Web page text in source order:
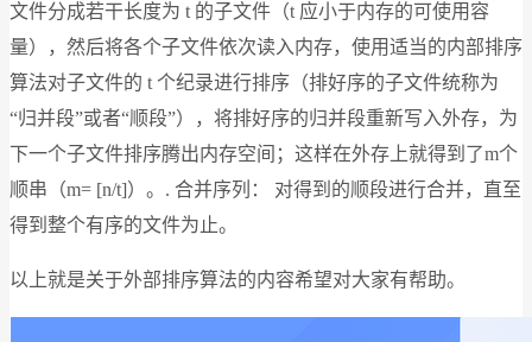
文件分成若干长度为 t 的子文件（t 应小于内存的可使用容
量），然后将各个子文件依次读入内存，使用适当的内部排序
算法对子文件的 t 个纪录进行排序（排好序的子文件统称为
“归并段”或者“顺段”），将排好序的归并段重新写入外存，为
下一个子文件排序腾出内存空间；这样在外存上就得到了m个
顺串（m= [n/t]）。. 合并序列： 对得到的顺段进行合并，直至
得到整个有序的文件为止。
以上就是关于外部排序算法的内容希望对大家有帮助。